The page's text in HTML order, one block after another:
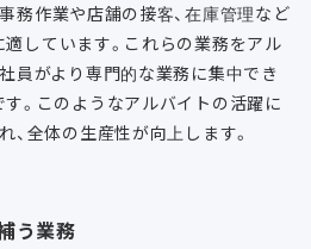
務作業や店舗の接客、在庫管理など
しています。これらの業務をアル
員がより専門的な業務に集中でき
。このようなアルバイトの活躍に
、全体の生産性が向上します。
う業務